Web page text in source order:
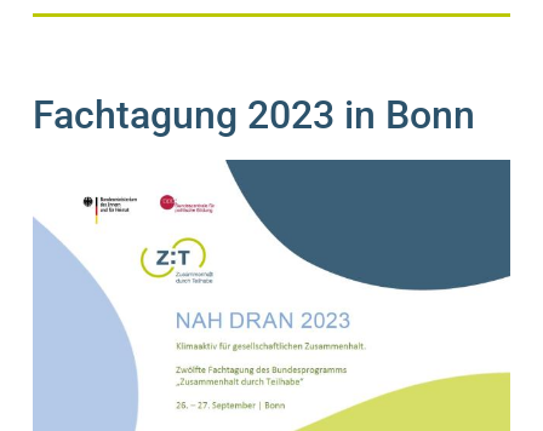
Fachtagung 2023 in Bonn